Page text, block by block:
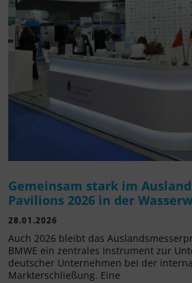
Gemeinsam stark im
Pavilions 2026 in der
28.01.2026
Auch 2026 bleibt das
BMWE ein zentrales Instrument zur
deutscher Unternehmen bei der
Markterschließung. Eine